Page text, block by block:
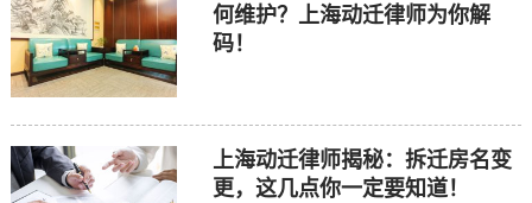
何维护？上海动迁律师为你解
码！
上海动迁律师揭秘：拆迁房名变
更，这几点你一定要知道！